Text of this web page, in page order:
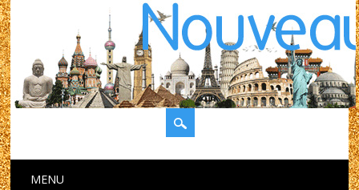
Main menu
MENU